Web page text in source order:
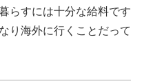
らすには十分な給料です
り海外に行くことだって